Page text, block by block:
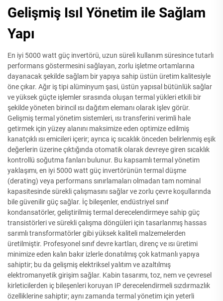
Gelişmiş Isıl Yönetim ile Sağlam
Yapı
En iyi 5000 watt güç invertörü, uzun süreli kullanım süresince tutarlı
performans göstermesini sağlayan, zorlu işletme ortamlarına
dayanacak şekilde sağlam bir yapıya sahip üstün üretim kalitesiyle
öne çıkar. Ağır iş tipi alüminyum şasi, üstün yapısal bütünlük sağlar
ve yüksek güçte işlemler sırasında oluşan termal yükleri etkili bir
şekilde yöneten birincil ısı dağıtım elemanı olarak işlev görür.
Gelişmiş termal yönetim sistemleri, ısı transferini verimli hale
getirmek için yüzey alanını maksimize eden optimize edilmiş
kanatçıklı ısı emicileri içerir; ayrıca iç sıcaklık önceden belirlenmiş eşik
değerlerin üzerine çıktığında otomatik olarak devreye giren sıcaklık
kontrollü soğutma fanları bulunur. Bu kapsamlı termal yönetim
yaklaşımı, en iyi 5000 watt güç invertörünün termal düşme
(derating) veya performans sınırlamaları olmadan tam nominal
kapasitesinde sürekli çalışmasını sağlar ve zorlu çevre koşullarında
bile güvenilir güç sağlar. İç bileşenler, endüstriyel sınıf
kondansatörler, geliştirilmiş termal derecelendirmeye sahip güç
transistörleri ve sürekli çalışma döngüleri için tasarlanmış hassas
sarımlı transformatörler gibi yüksek kaliteli malzemelerden
üretilmiştir. Profesyonel sınıf devre kartları, direnç ve ısı üretimi
minimize eden kalın bakır izlerle donatılmış çok katmanlı yapıya
sahiptir; bu da gelişmiş elektriksel yalıtım ve azaltılmış
elektromanyetik girişim sağlar. Kabin tasarımı, toz, nem ve çevresel
kirleticilerden iç bileşenleri koruyan IP derecelendirmeli sızdırmazlık
özelliklerine sahiptir; aynı zamanda termal yönetim için yeterli